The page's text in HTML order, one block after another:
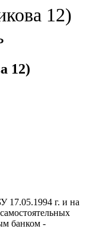
12)
12)
17.05.1994 г. и на
банком -